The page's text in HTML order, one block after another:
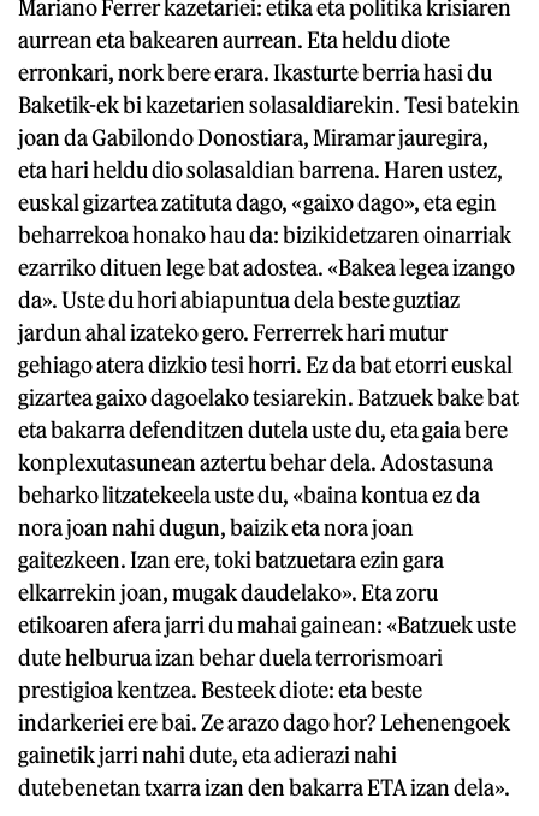
Mariano Ferrer kazetariei: etika eta politika krisiaren
aurrean eta bakearen aurrean. Eta heldu diote
erronkari, nork bere erara. Ikasturte berria hasi du
Baketik-ek bi kazetarien solasaldiarekin. Tesi batekin
joan da Gabilondo Donostiara, Miramar jauregira,
eta hari heldu dio solasaldian barrena. Haren ustez,
euskal gizartea zatituta dago, «gaixo dago», eta egin
beharrekoa honako hau da: bizikidetzaren oinarriak
ezarriko dituen lege bat adostea. «Bakea legea izango
da». Uste du hori abiapuntua dela beste guztiaz
jardun ahal izateko gero. Ferrerrek hari mutur
gehiago atera dizkio tesi horri. Ez da bat etorri euskal
gizartea gaixo dagoelako tesiarekin. Batzuek bake bat
eta bakarra defenditzen dutela uste du, eta gaia bere
konplexutasunean aztertu behar dela. Adostasuna
beharko litzatekeela uste du, «baina kontua ez da
nora joan nahi dugun, baizik eta nora joan
gaitezkeen. Izan ere, toki batzuetara ezin gara
elkarrekin joan, mugak daudelako». Eta zoru
etikoaren afera jarri du mahai gainean: «Batzuek uste
dute helburua izan behar duela terrorismoari
prestigioa kentzea. Besteek diote: eta beste
indarkeriei ere bai. Ze arazo dago hor? Lehenengoek
gainetik jarri nahi dute, eta adierazi nahi
dutebenetan txarra izan den bakarra ETA izan dela».